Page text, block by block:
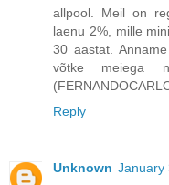
allpool. Meil on
laenu 2%, mille
30 aastat.
võtke meiega
Reply
Unknown January